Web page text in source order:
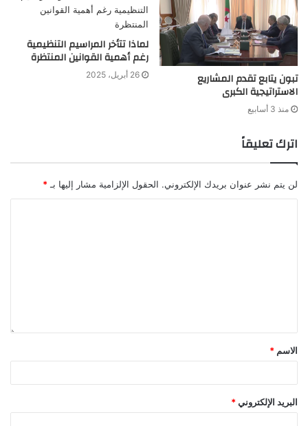
تبون يتابع تقدم المشاريع
الاستراتيجية الكبرى
منذ 3 أسابيع
لماذا تتأخر المراسيم التنظيمية
رغم أهمية القوانين المنتظرة
26 أبريل، 2025
اترك تعليقاً
لن يتم نشر عنوان بريدك الإلكتروني. الحقول الإلزامية مشار إليها بـ *
الاسم *
البريد الإلكتروني *